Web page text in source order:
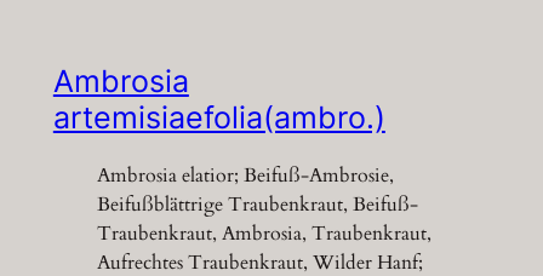
Ambrosia
artemisiaefolia(ambro.)
Ambrosia elatior; Beifuß-Ambrosie,
Beifußblättrige Traubenkraut, Beifuß-
Traubenkraut, Ambrosia, Traubenkraut,
Aufrechtes Traubenkraut, Wilder Hanf;